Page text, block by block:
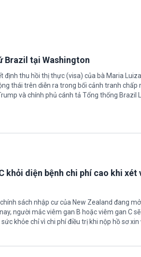
Brazil tại Washington
định thu hồi thị thực (visa) của bà Maria
thái trên diễn ra trong bối cảnh tranh chấp
và chính phủ cánh tả Tổng thống Brazil
khỏi diện bệnh chi phí cao khi xét
sách nhập cư của New Zealand đang
người mắc viêm gan B hoặc viêm gan C
khỏe chỉ vì chi phí điều trị khi nộp hồ sơ xin